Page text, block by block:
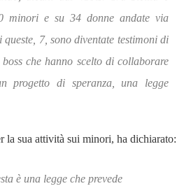
minori e su 34 donne andate via
7, sono diventate testimoni di
che hanno scelto di collaborare
progetto di speranza, una legge
la sua attività sui minori, ha dichiarato:
è una legge che prevede